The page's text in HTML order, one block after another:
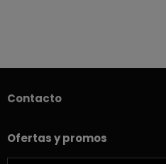
Contacto
Ofertas y promos